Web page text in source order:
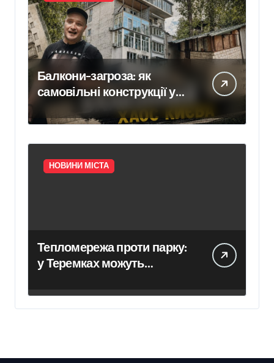
Балкони-загроза: як
самовільні конструкції у
Києві псують фасади
будинків і ставлять під
ризик сусідів
НОВИНИ МІСТА
Тепломережа проти парку:
у Теремках можуть